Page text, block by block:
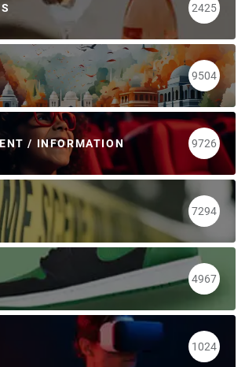
2425
9504
/ INFORMATION 9726
7294
4967
1024